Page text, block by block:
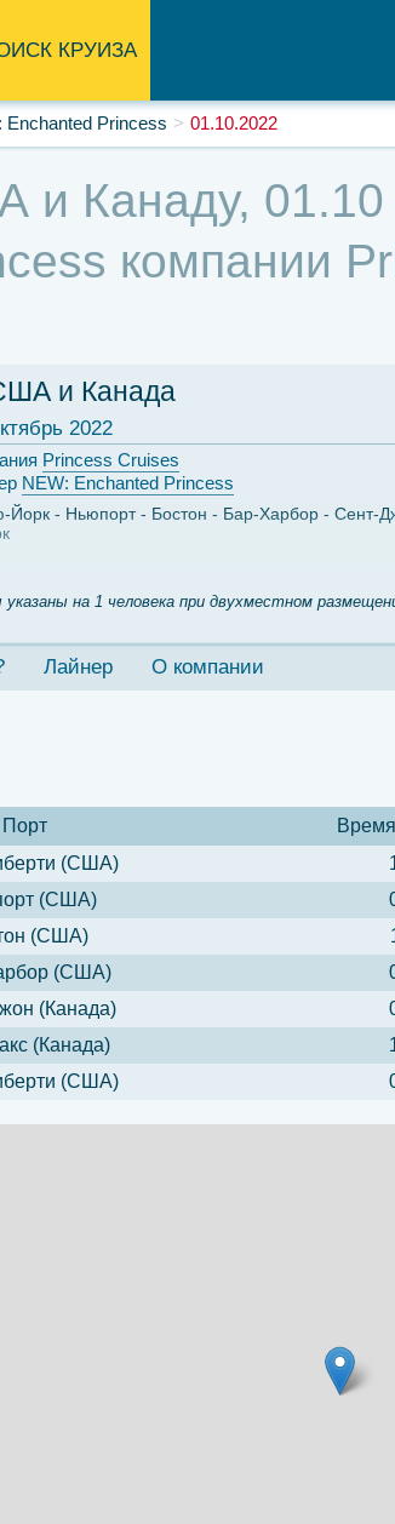
КРУИЗА
Enchanted Princess 01.10.2022
и Канаду,
компании
и Канада
2022
Princess Cruises
NEW: Enchanted Princess
Йорк Ньюпорт Бостон Бар-Харбор Сент-
на 1 человека при двухместном
Лайнер О компании
Порт
(США)
(США)
(США)
(США)
(Канада)
(Канада)
(США)